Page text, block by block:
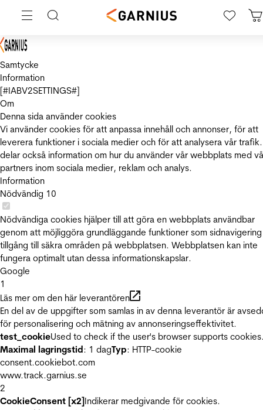
Samtycke
Information
[#IABV2SETTINGS#]
Om
Denna sida använder cookies
Vi använder cookies för att anpassa innehåll och annonser, för att
leverera funktioner i sociala medier och för att analysera vår
delar också information om hur du använder vår webbplats med
partners inom sociala medier, reklam och analys.
Information
Nödvändig 10
Nödvändiga cookies hjälper till att göra en webbplats användbar
genom att möjliggöra grundläggande funktioner som
tillgång till säkra områden på webbplatsen. Webbplatsen kan inte
fungera optimalt utan dessa informationskapslar.
Google
1
Läs mer om den här leverantören
En del av de uppgifter som samlas in av denna leverantör är
för personalisering och mätning av annonseringseffektivitet.
test_cookieUsed to check if the user's browser supports
Maximal lagringstid: 1 dagTyp: HTTP-cookie
consent.cookiebot.com
www.track.garnius.se
2
CookieConsent [x2]Indikerar medgivande för cookies.